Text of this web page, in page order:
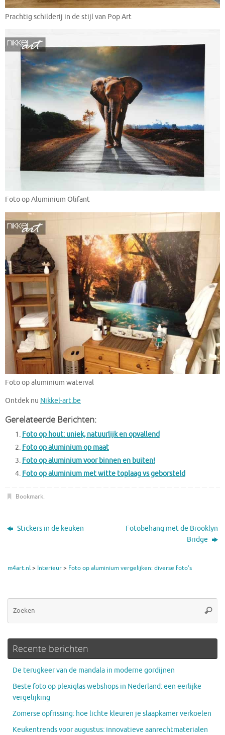
Prachtig schilderij in de stijl van Pop Art
Foto op Aluminium Olifant
Foto op aluminium waterval
Ontdek nu Nikkel-art.be
Gerelateerde Berichten:
Foto op hout: uniek, natuurlijk en opvallend
Foto op aluminium op maat
Foto op aluminium voor binnen en buiten!
Foto op aluminium met witte toplaag vs geborsteld
Bookmark.
Stickers in de keuken
Fotobehang met de Brooklyn
Bridge
m4art.nl> Interieur> Foto op aluminium vergelijken: diverse foto’s
Recente berichten
De terugkeer van de mandala in moderne gordijnen
Beste foto op plexiglas webshops in Nederland: een eerlijke
vergelijking
Zomerse opfrissing: hoe lichte kleuren je slaapkamer verkoelen
Keukentrends voor augustus: innovatieve aanrechtmaterialen